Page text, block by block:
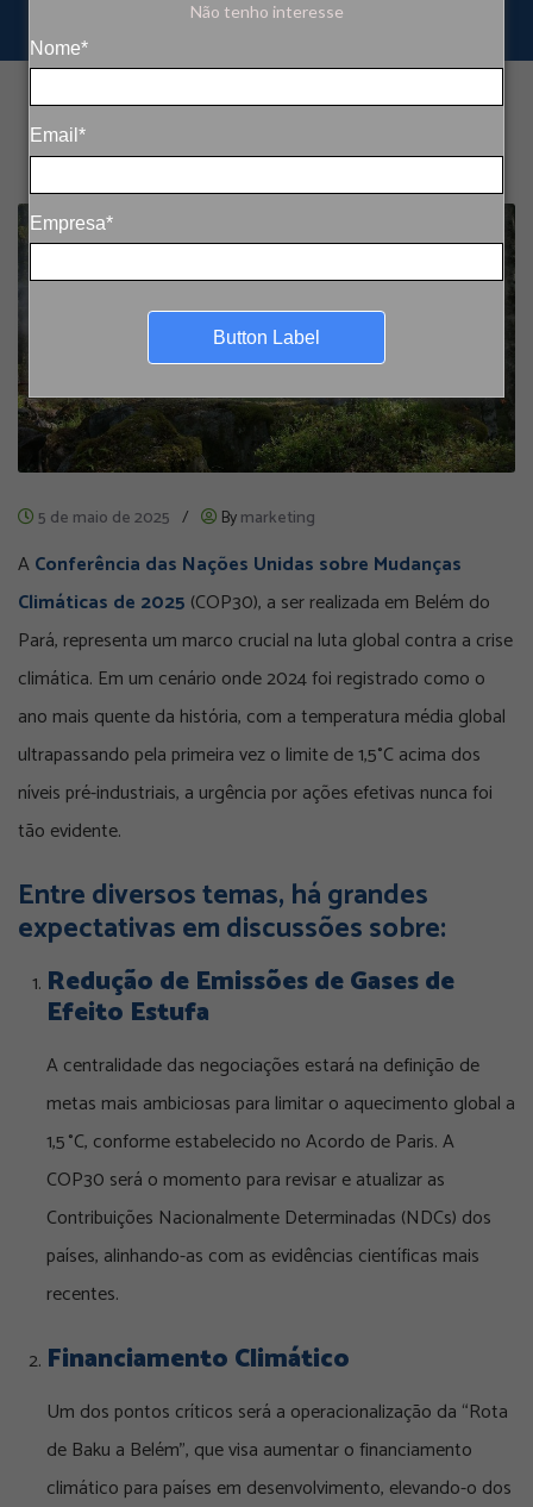
Não tenho interesse
Nome*
Email*
Empresa*
Button Label
5 de maio de 2025 / Bymarketing
AConferência das Nações Unidas sobre Mudanças
Climáticas de 2025 (COP30), a ser realizada em Belém do
Pará, representa um marco crucial na luta global contra a crise
climática. Em um cenário onde 2024 foi registrado como o
ano mais quente da história, com a temperatura média global
ultrapassando pela primeira vez o limite de 1,5°C acima dos
níveis pré-industriais, a urgência por ações efetivas nunca foi
tão evidente.
Entre diversos temas, há grandes
expectativas em discussões sobre:
Redução de Emissões de Gases de
Efeito Estufa
A centralidade das negociações estará na definição de
metas mais ambiciosas para limitar o aquecimento global a
1,5 °C, conforme estabelecido no Acordo de Paris. A
COP30 será o momento para revisar e atualizar as
Contribuições Nacionalmente Determinadas (NDCs) dos
países, alinhando-as com as evidências científicas mais
recentes.
Financiamento Climático
Um dos pontos críticos será a operacionalização da “Rota
de Baku a Belém”, que visa aumentar o financiamento
climático para países em desenvolvimento, elevando-o dos